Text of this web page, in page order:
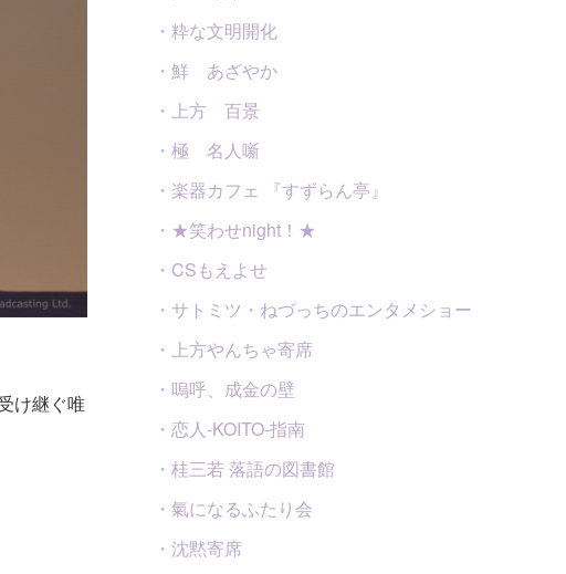
・粋な文明開化
・鮮 あざやか
・上方 百景
・極 名人噺
・楽器カフェ 『すずらん亭』
・★笑わせnight！★
・CSもえよせ
・サトミツ・ねづっちのエンタメショー
・上方やんちゃ寄席
・嗚呼、成金の壁
・恋人-KOITO-指南
・桂三若 落語の図書館
・氣になるふたり会
・沈黙寄席